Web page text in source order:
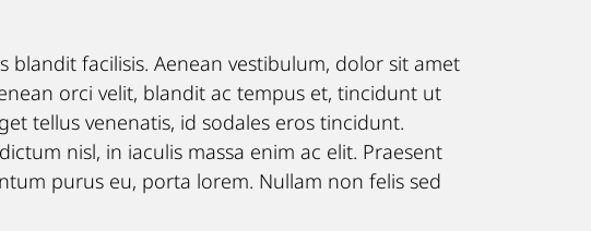
facilisis. Aenean vestibulum, dolor sit amet
orci velit, blandit ac tempus et, tincidunt ut
tellus venenatis, id sodales eros tincidunt.
nisl, in iaculis massa enim ac elit. Praesent
purus eu, porta lorem. Nullam non felis sed